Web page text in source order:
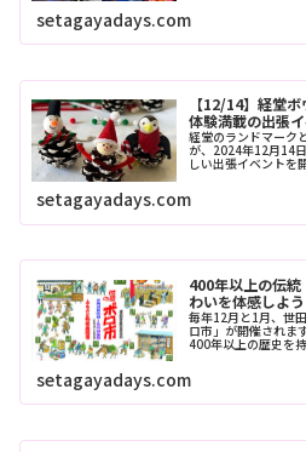
setagayadays.com
【12/14】経堂
体験満載の出張
経堂のランドマーク
が、2024年12月14
しい出張イベントを
setagayadays.com
400年以上の伝
わいを体感しよ
毎年12月と1月、世
ロ市」が開催されま
400年以上の歴史を
setagayadays.com